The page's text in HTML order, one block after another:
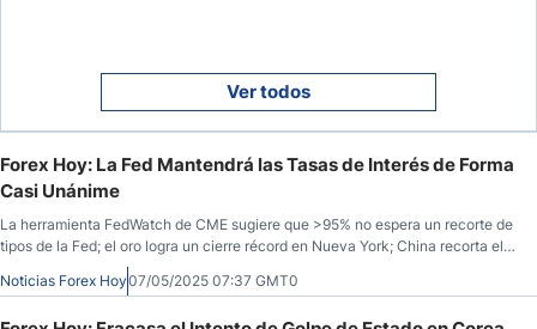
Ver todos
Forex Hoy: La Fed Mantendrá las Tasas de Interés de Forma
Casi Unánime
La herramienta FedWatch de CME sugiere que >95% no espera un recorte de
tipos de la Fed; el oro logra un cierre récord en Nueva York; China recorta el
tipo clave; el INR se ve poco afectado por la huelga india en Pakistán; Bitcoin
invalida la resistencia por encima de $95k, ¿abre camino para un movimiento
Noticias Forex Hoy07/05/2025 07:37 GMT0